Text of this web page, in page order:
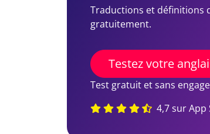
Traductions et définitions
gratuitement.
Testez votre
Test gratuit et sans
4,7 sur App